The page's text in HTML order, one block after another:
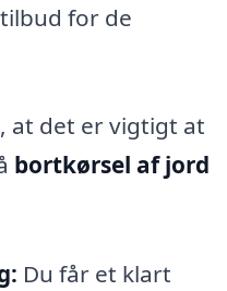
for de
at det er vigtigt at
bortkørsel af jord
Du får et klart